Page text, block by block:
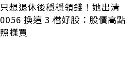
只想退休後穩穩領錢！她出清
0056 換這 3 檔好股：股價高點
照樣買